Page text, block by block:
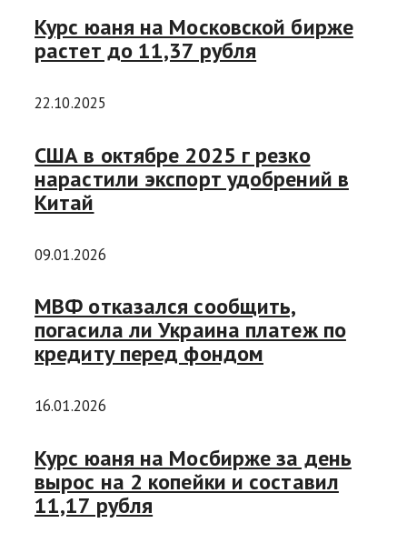
Курс юаня на Московской бирже
растет до 11,37 рубля
22.10.2025
США в октябре 2025 г резко
нарастили экспорт удобрений в
Китай
09.01.2026
МВФ отказался сообщить,
погасила ли Украина платеж по
кредиту перед фондом
16.01.2026
Курс юаня на Мосбирже за день
вырос на 2 копейки и составил
11,17 рубля